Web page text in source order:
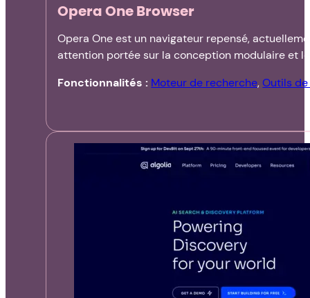
Opera One Browser
Opera One est un navigateur repensé,
attention portée sur la conception modulaire et
Fonctionnalités : Moteur de recherche,Outils